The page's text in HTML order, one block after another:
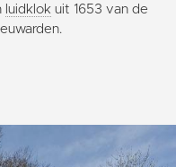
luidklok uit 1653 van de